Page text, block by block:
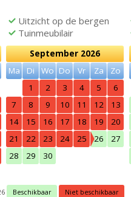
Uitzicht op de bergen
Tuinmeubilair
September 2026
Ma
Di Wo Do Vr Za
Zo
1
2 3 4 5
6
7
8 9 10 11 12
13
14
15 16 17 18 19
20
21
22 23 24 25 26
27
28
29 30
Beschikbaar Niet beschikbaar